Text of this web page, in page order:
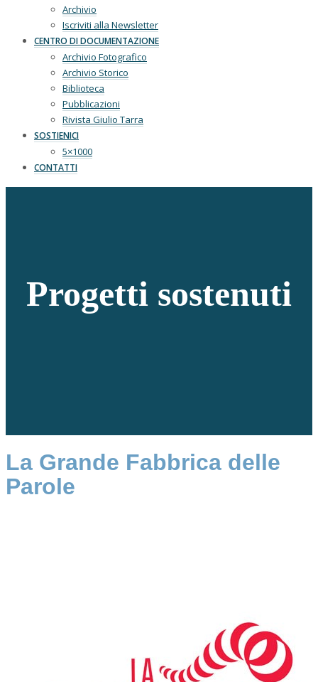
Archivio
Iscriviti alla Newsletter
CENTRO DI DOCUMENTAZIONE
Archivio Fotografico
Archivio Storico
Biblioteca
Pubblicazioni
Rivista Giulio Tarra
SOSTIENICI
5×1000
CONTATTI
Progetti sostenuti
La Grande Fabbrica delle
Parole